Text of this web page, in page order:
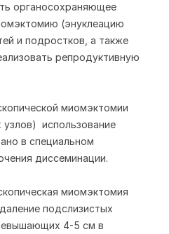
органосохраняющее
(энуклеацию
и подростков, а также
репродуктивную
миомэктомии
использование
в специальном
диссеминации.
миомэктомия
подслизистых
4-5 см в